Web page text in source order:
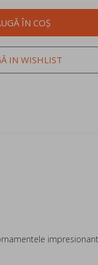
ÎN COŞ
IN WISHLIST